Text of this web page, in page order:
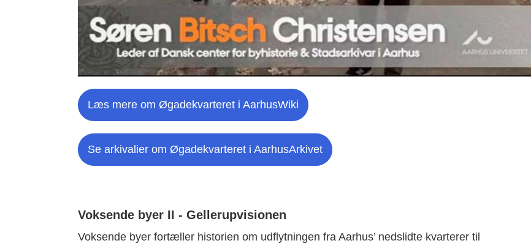
Læs mere om Øgadekvarteret i AarhusWiki
Se arkivalier om Øgadekvarteret i AarhusArkivet
Voksende byer II - Gellerupvisionen
Voksende byer fortæller historien om udflytningen fra Aarhus’ nedslidte kvarterer til